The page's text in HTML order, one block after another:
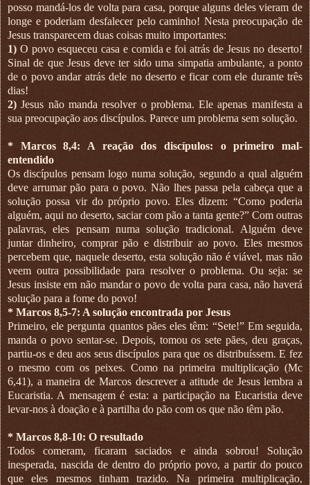
posso mandá-los de volta para casa, porque alguns deles vieram de
longe e poderiam desfalecer pelo caminho! Nesta preocupação de
Jesus transparecem duas coisas muito importantes:
1) O povo esqueceu casa e comida e foi atrás de Jesus no deserto!
Sinal de que Jesus deve ter sido uma simpatia ambulante, a ponto
de o povo andar atrás dele no deserto e ficar com ele durante três
dias!
2) Jesus não manda resolver o problema. Ele apenas manifesta a
sua preocupação aos discípulos. Parece um problema sem solução.
* Marcos 8,4: A reação dos discípulos: o primeiro mal-
entendido
Os discípulos pensam logo numa solução, segundo a qual alguém
deve arrumar pão para o povo. Não lhes passa pela cabeça que a
solução possa vir do próprio povo. Eles dizem: “Como poderia
alguém, aqui no deserto, saciar com pão a tanta gente?” Com outras
palavras, eles pensam numa solução tradicional. Alguém deve
juntar dinheiro, comprar pão e distribuir ao povo. Eles mesmos
percebem que, naquele deserto, esta solução não é viável, mas não
veem outra possibilidade para resolver o problema. Ou seja: se
Jesus insiste em não mandar o povo de volta para casa, não haverá
solução para a fome do povo!
* Marcos 8,5-7: A solução encontrada por Jesus
Primeiro, ele pergunta quantos pães eles têm: “Sete!” Em seguida,
manda o povo sentar-se. Depois, tomou os sete pães, deu graças,
partiu-os e deu aos seus discípulos para que os distribuíssem. E fez
o mesmo com os peixes. Como na primeira multiplicação (Mc
6,41), a maneira de Marcos descrever a atitude de Jesus lembra a
Eucaristia. A mensagem é esta: a participação na Eucaristia deve
levar-nos à doação e à partilha do pão com os que não têm pão.
* Marcos 8,8-10: O resultado
Todos comeram, ficaram saciados e ainda sobrou! Solução
inesperada, nascida de dentro do próprio povo, a partir do pouco
que eles mesmos tinham trazido. Na primeira multiplicação,